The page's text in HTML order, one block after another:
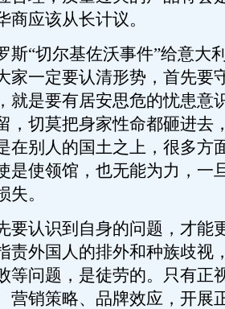
商应该从长计议。
“切尔基佐沃事件”给意大
家一定要认清形势，首先要
就是要有居安思危的忧患意
，切莫把身家性命都砸进去
在别人的国土之上，很多方
是使领馆，也无能为力，一
失。
认识到自身的问题，才能
责外国人的排外和种族歧视
等问题，是徒劳的。只有正
营销策略、品牌效应，开展